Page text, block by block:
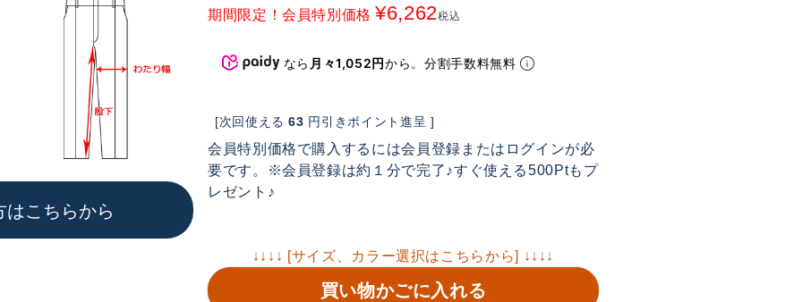
はこちらから
期間限定！会員特別価格 ¥6,262税込
なら 月々1,052円から。分割手数料無料
[次回使える 63 円引きポイント進呈 ]
会員特別価格で購入するには会員登録またはログインが必
要です。※会員登録は約１分で完了♪すぐ使える500Ptもプ
レゼント♪
↓↓↓↓ [サイズ、カラー選択はこちらから] ↓↓↓↓
買い物かごに入れる